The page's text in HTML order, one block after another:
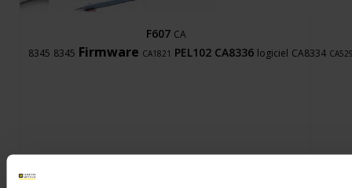
F607 CA
8345 8345 Firmware CA1821 PEL102 CA8336 logiciel CA8334